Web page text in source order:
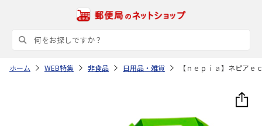
ホーム WEB特集 非食品 日用品・雑貨 【ｎｅｐｉａ】ネピア